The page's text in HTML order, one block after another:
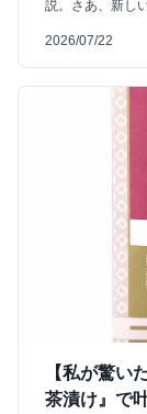
説。さあ、新し
2026/07/22
【私が驚い
茶漬け』で